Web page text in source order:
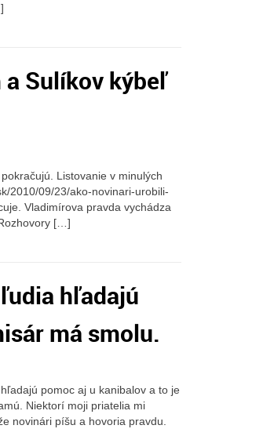
Sulíkov kýbeľ
Listovanie v minulých
2010/09/23/ako-novinari-urobili-
Vladimírova pravda vychádza
[…]
hľadajú
má smolu.
pomoc aj u kanibalov a to je
Niektorí moji priatelia mi
novinári píšu a hovoria pravdu.